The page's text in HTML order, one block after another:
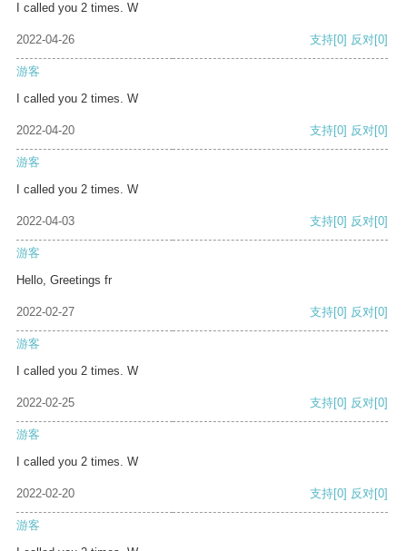
I called you 2 times. W
2022-04-26 支持[0] 反对[0]
游客
I called you 2 times. W
2022-04-20 支持[0] 反对[0]
游客
I called you 2 times. W
2022-04-03 支持[0] 反对[0]
游客
Hello, Greetings fr
2022-02-27 支持[0] 反对[0]
游客
I called you 2 times. W
2022-02-25 支持[0] 反对[0]
游客
I called you 2 times. W
2022-02-20 支持[0] 反对[0]
游客